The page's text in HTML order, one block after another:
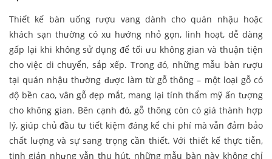
Thiết kế bàn uống rượu vang dành cho quán nhậu hoặc
khách sạn thường có xu hướng nhỏ gọn, linh hoạt, dễ dàng
gấp lại khi không sử dụng để tối ưu không gian và thuận tiện
cho việc di chuyển, sắp xếp. Trong đó, những mẫu bàn rượu
tại quán nhậu thường được làm từ gỗ thông – một loại gỗ có
độ bền cao, vân gỗ đẹp mắt, mang lại tính thẩm mỹ ấn tượng
cho không gian. Bên cạnh đó, gỗ thông còn có giá thành hợp
lý, giúp chủ đầu tư tiết kiệm đáng kể chi phí mà vẫn đảm bảo
chất lượng và sự sang trọng cần thiết. Với thiết kế thực tiễn,
tinh giản nhưng vẫn thu hút, những mẫu bàn này không chỉ